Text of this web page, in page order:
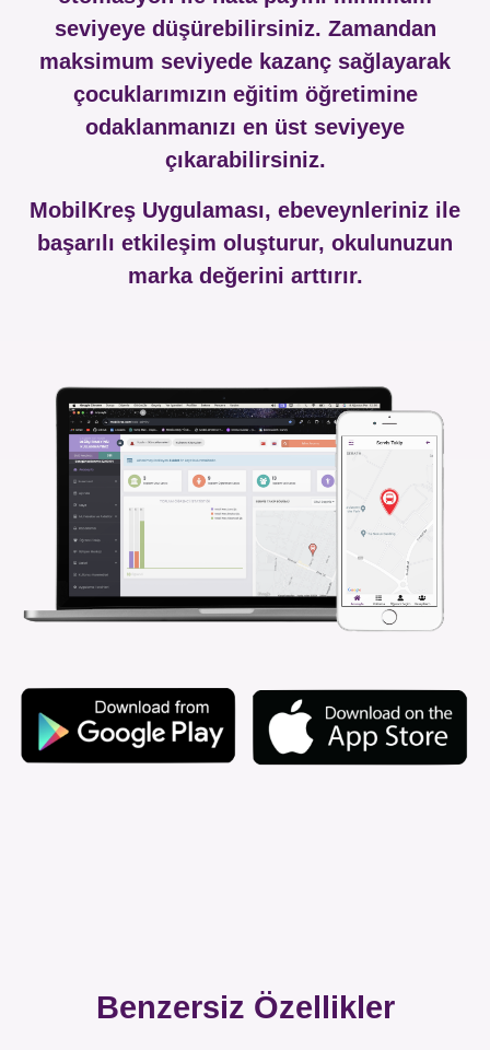
seviyeye düşürebilirsiniz. Zamandan
maksimum seviyede kazanç sağlayarak
çocuklarımızın eğitim öğretimine
odaklanmanızı en üst seviyeye
çıkarabilirsiniz.
MobilKreş Uygulaması, ebeveynleriniz ile
başarılı etkileşim oluşturur, okulunuzun
marka değerini arttırır.
Benzersiz Özellikler